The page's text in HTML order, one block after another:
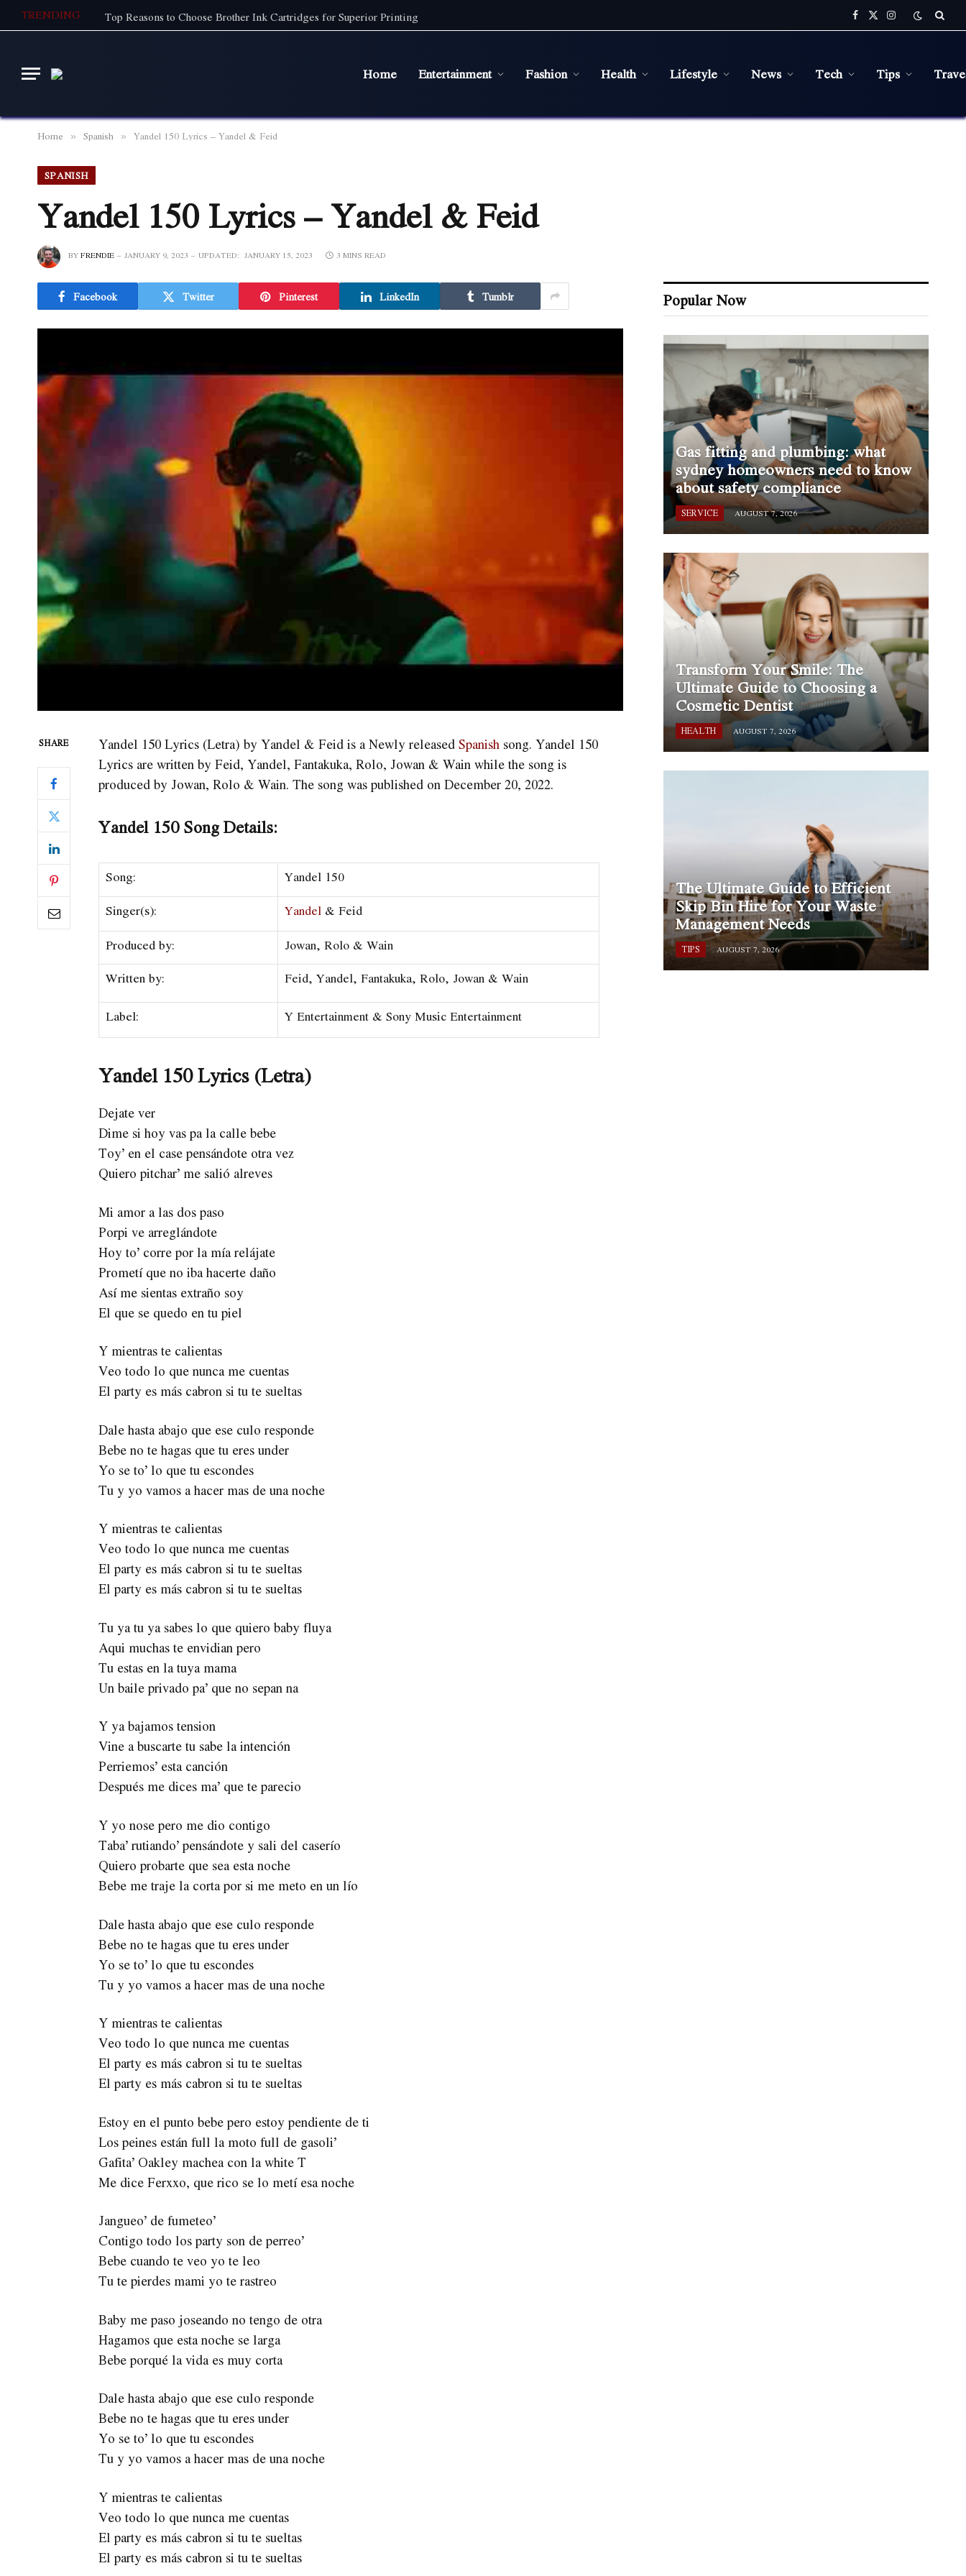
TRENDING Top Reasons to Choose Brother Ink Cartridges for Superior Printing Facebook
X
(Twitter)
Instagram
Home Entertainment Fashion Health Lifestyle News Tech Tips
Home » Spanish » Yandel 150 Lyrics – Yandel & Feid
SPANISH
Yandel 150 Lyrics – Yandel & Feid
BYFRENDIE JANUARY 9, 2023 UPDATED: JANUARY 15, 2023 3 MINS READ
Facebook Twitter Pinterest LinkedIn Tumblr
SHARE Yandel 150 Lyrics (Letra) by Yandel & Feid is a Newly releasedSpanishsong. Yandel 150
Lyrics are written by Feid, Yandel, Fantakuka, Rolo, Jowan & Wain while the song is
produced by Jowan, Rolo & Wain. The song was published on December 20, 2022.
Yandel 150 Song Details:
Song: Yandel 150
Singer(s): Yandel & Feid
Produced by: Jowan, Rolo & Wain
Written by: Feid, Yandel, Fantakuka, Rolo, Jowan & Wain
Label: Y Entertainment & Sony Music Entertainment
Yandel 150 Lyrics (Letra)
Dejate ver
Dime si hoy vas pa la calle bebe
Toy’ en el case pensándote otra vez
Quiero pitchar’ me salió alreves
Mi amor a las dos paso
Porpi ve arreglándote
Hoy to’ corre por la mía relájate
Prometí que no iba hacerte daño
Así me sientas extraño soy
El que se quedo en tu piel
Y mientras te calientas
Veo todo lo que nunca me cuentas
El party es más cabron si tu te sueltas
Dale hasta abajo que ese culo responde
Bebe no te hagas que tu eres under
Yo se to’ lo que tu escondes
Tu y yo vamos a hacer mas de una noche
Y mientras te calientas
Veo todo lo que nunca me cuentas
El party es más cabron si tu te sueltas
El party es más cabron si tu te sueltas
Tu ya tu ya sabes lo que quiero baby fluya
Aqui muchas te envidian pero
Tu estas en la tuya mama
Un baile privado pa’ que no sepan na
Y ya bajamos tension
Vine a buscarte tu sabe la intención
Perriemos’ esta canción
Después me dices ma’ que te parecio
Y yo nose pero me dio contigo
Taba’ rutiando’ pensándote y sali del caserío
Quiero probarte que sea esta noche
Bebe me traje la corta por si me meto en un lío
Dale hasta abajo que ese culo responde
Bebe no te hagas que tu eres under
Yo se to’ lo que tu escondes
Tu y yo vamos a hacer mas de una noche
Y mientras te calientas
Veo todo lo que nunca me cuentas
El party es más cabron si tu te sueltas
El party es más cabron si tu te sueltas
Estoy en el punto bebe pero estoy pendiente de ti
Los peines están full la moto full de gasoli’
Gafita’ Oakley machea con la white T
Me dice Ferxxo, que rico se lo metí esa noche
Jangueo’ de fumeteo’
Contigo todo los party son de perreo’
Bebe cuando te veo yo te leo
Tu te pierdes mami yo te rastreo
Baby me paso joseando no tengo de otra
Hagamos que esta noche se larga
Bebe porqué la vida es muy corta
Dale hasta abajo que ese culo responde
Bebe no te hagas que tu eres under
Yo se to’ lo que tu escondes
Tu y yo vamos a hacer mas de una noche
Y mientras te calientas
Veo todo lo que nunca me cuentas
El party es más cabron si tu te sueltas
El party es más cabron si tu te sueltas
Popular Now
Gas fitting and plumbing: what
sydney homeowners need to know
about safety compliance
SERVICE AUGUST 7, 2026
Transform Your Smile: The
Ultimate Guide to Choosing a
Cosmetic Dentist
HEALTH AUGUST 7, 2026
The Ultimate Guide to Efficient
Skip Bin Hire for Your Waste
Management Needs
TIPS AUGUST 7, 2026